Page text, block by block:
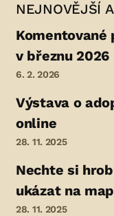
NEJNOVĚJŠÍ
Komentované
v březnu 2026
6. 2. 2026
Výstava o
online
28. 11. 2025
Nechte si
ukázat na
28. 11. 2025